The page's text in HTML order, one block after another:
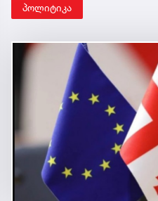
პოლიტიკა